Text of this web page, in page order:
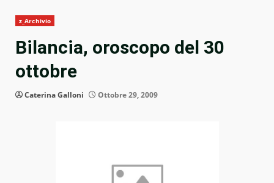
z_Archivio
Bilancia, oroscopo del 30
ottobre
Caterina Galloni Ottobre 29, 2009